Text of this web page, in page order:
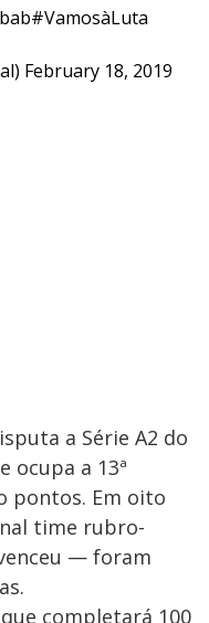
#VamosàLuta
February 18, 2019
a Série A2 do
ocupa a 13ª
pontos. Em oito
time rubro-
— foram
completará 100